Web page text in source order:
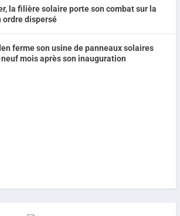
la filière solaire porte son combat sur la
ordre dispersé
ferme son usine de panneaux solaires
mois après son inauguration